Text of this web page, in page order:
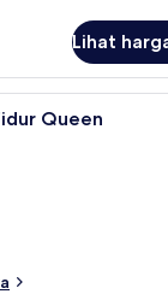
Lihat
Seprai
Queen